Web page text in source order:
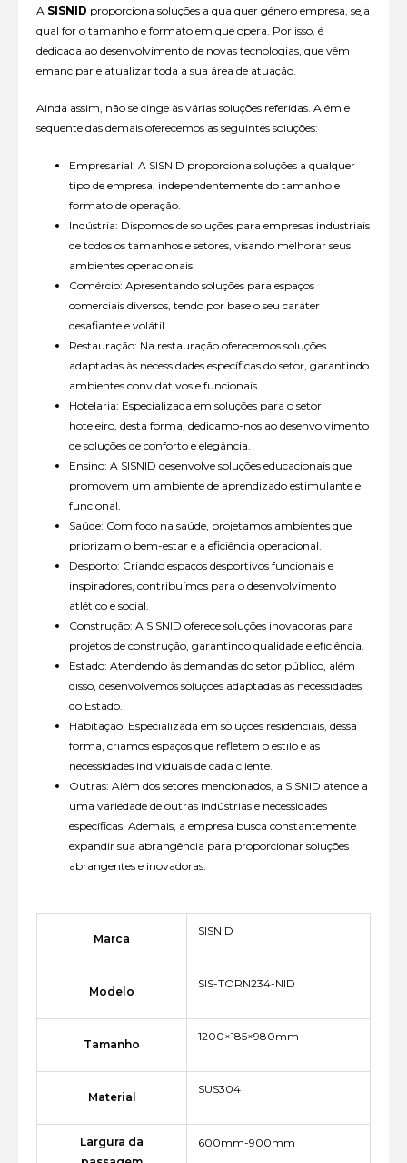
A SISNID proporciona soluções a qualquer género empresa, seja
qual for o tamanho e formato em que opera. Por isso, é
dedicada ao desenvolvimento de novas tecnologias, que vêm
emancipar e atualizar toda a sua área de atuação.
Ainda assim, não se cinge às várias soluções referidas. Além e
sequente das demais oferecemos as seguintes soluções:
Empresarial: A SISNID proporciona soluções a qualquer
tipo de empresa, independentemente do tamanho e
formato de operação.
Indústria: Dispomos de soluções para empresas industriais
de todos os tamanhos e setores, visando melhorar seus
ambientes operacionais.
Comércio: Apresentando soluções para espaços
comerciais diversos, tendo por base o seu caráter
desafiante e volátil.
Restauração: Na restauração oferecemos soluções
adaptadas às necessidades específicas do setor, garantindo
ambientes convidativos e funcionais.
Hotelaria: Especializada em soluções para o setor
hoteleiro, desta forma, dedicamo-nos ao desenvolvimento
de soluções de conforto e elegância.
Ensino: A SISNID desenvolve soluções educacionais que
promovem um ambiente de aprendizado estimulante e
funcional.
Saúde: Com foco na saúde, projetamos ambientes que
priorizam o bem-estar e a eficiência operacional.
Desporto: Criando espaços desportivos funcionais e
inspiradores, contribuímos para o desenvolvimento
atlético e social.
Construção: A SISNID oferece soluções inovadoras para
projetos de construção, garantindo qualidade e eficiência.
Estado: Atendendo às demandas do setor público, além
disso, desenvolvemos soluções adaptadas às necessidades
do Estado.
Habitação: Especializada em soluções residenciais, dessa
forma, criamos espaços que refletem o estilo e as
necessidades individuais de cada cliente.
Outras: Além dos setores mencionados, a SISNID atende a
uma variedade de outras indústrias e necessidades
específicas. Ademais, a empresa busca constantemente
expandir sua abrangência para proporcionar soluções
abrangentes e inovadoras.
Marca
SISNID
Modelo
SIS-TORN234-NID
Tamanho
1200×185×980mm
Material
SUS304
Largura da
600mm-900mm